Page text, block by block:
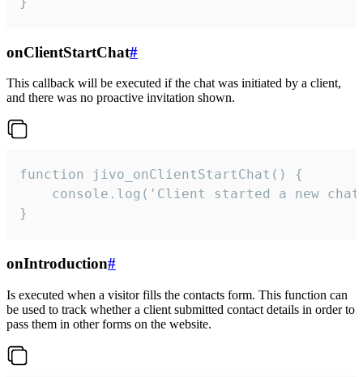
onClientStartChat#
This callback will be executed if the chat was initiated by a client,
and there was no proactive invitation shown.
function jivo_onClientStartChat() {
console.log('Client started a new
}
onIntroduction#
Is executed when a visitor fills the contacts form. This function can
be used to track whether a client submitted contact details in order to
pass them in other forms on the website.